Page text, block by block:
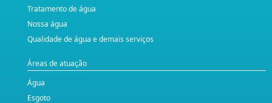
Tratamento de água
Nossa água
Qualidade de água e demais serviços
Áreas de atuação
Água
Esgoto